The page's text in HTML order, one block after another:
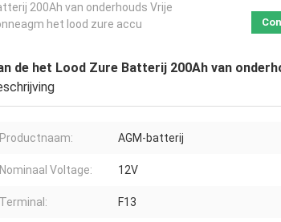
200Ah van onderhouds Vrije
het lood zure accu
de het Lood Zure Batterij 200Ah van
Productnaam: AGM-batterij
Nominaal Voltage: 12V
Terminal: F13